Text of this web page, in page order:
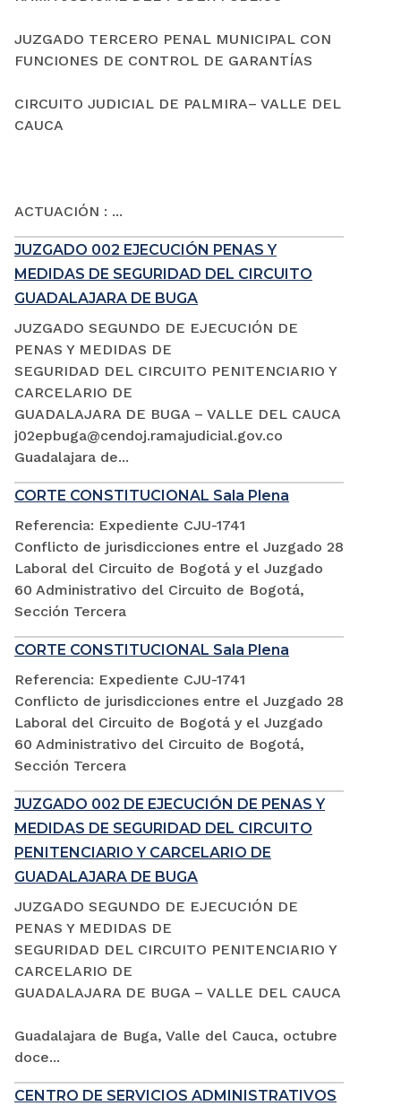
JUZGADO TERCERO PENAL MUNICIPAL CON
FUNCIONES DE CONTROL DE GARANTÍAS
CIRCUITO JUDICIAL DE PALMIRA– VALLE DEL
CAUCA
ACTUACIÓN : ...
JUZGADO 002 EJECUCIÓN PENAS Y
MEDIDAS DE SEGURIDAD DEL CIRCUITO
GUADALAJARA DE BUGA
JUZGADO SEGUNDO DE EJECUCIÓN DE
PENAS Y MEDIDAS DE
SEGURIDAD DEL CIRCUITO PENITENCIARIO Y
CARCELARIO DE
GUADALAJARA DE BUGA – VALLE DEL CAUCA
j02epbuga@cendoj.ramajudicial.gov.co
Guadalajara de...
CORTE CONSTITUCIONAL Sala Plena
Referencia: Expediente CJU-1741
Conflicto de jurisdicciones entre el Juzgado 28
Laboral del Circuito de Bogotá y el Juzgado
60 Administrativo del Circuito de Bogotá,
Sección Tercera
CORTE CONSTITUCIONAL Sala Plena
Referencia: Expediente CJU-1741
Conflicto de jurisdicciones entre el Juzgado 28
Laboral del Circuito de Bogotá y el Juzgado
60 Administrativo del Circuito de Bogotá,
Sección Tercera
JUZGADO 002 DE EJECUCIÓN DE PENAS Y
MEDIDAS DE SEGURIDAD DEL CIRCUITO
PENITENCIARIO Y CARCELARIO DE
GUADALAJARA DE BUGA
JUZGADO SEGUNDO DE EJECUCIÓN DE
PENAS Y MEDIDAS DE
SEGURIDAD DEL CIRCUITO PENITENCIARIO Y
CARCELARIO DE
GUADALAJARA DE BUGA – VALLE DEL CAUCA
Guadalajara de Buga, Valle del Cauca, octubre
doce...
CENTRO DE SERVICIOS ADMINISTRATIVOS